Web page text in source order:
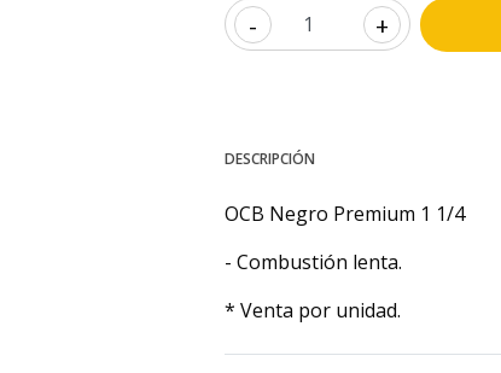
- +
DESCRIPCIÓN
OCB Negro Premium 1 1/4
- Combustión lenta.
* Venta por unidad.